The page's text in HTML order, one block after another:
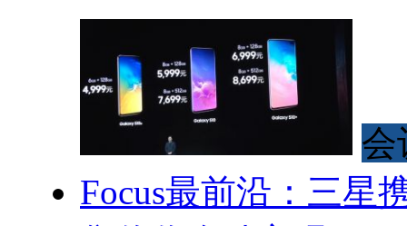
会
Focus最前沿：三星